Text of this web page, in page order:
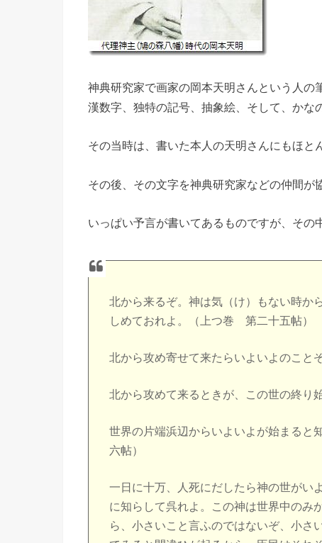
神典研究家で画家の岡本天明さんという人の
漢数字、独特の記号、抽象絵、そして、かな
その当時は、書いた本人の天明さんにもほと
その後、その文字を神典研究家などの仲間が
いっぱい予言が書いてあるものですが、その
北から来るぞ。神は気（け）もない時か
しめておれよ。（上つ巻 第二十五帖）
北から攻め寄せて来たらいよいよのこと
北から攻めて来るときが、この世の終り
世界の片端浜辺からいよいよが始まる
六帖）
一日に十万、人死にだしたら神の世がい
に知らして呉れよ。この神は世界中のみ
ら、小さいこと言ふのではないぞ、小さ